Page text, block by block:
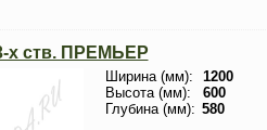
х ств. ПРЕМЬЕР
Ширина (мм):
1200
Высота (мм):
600
Глубина (мм): 580